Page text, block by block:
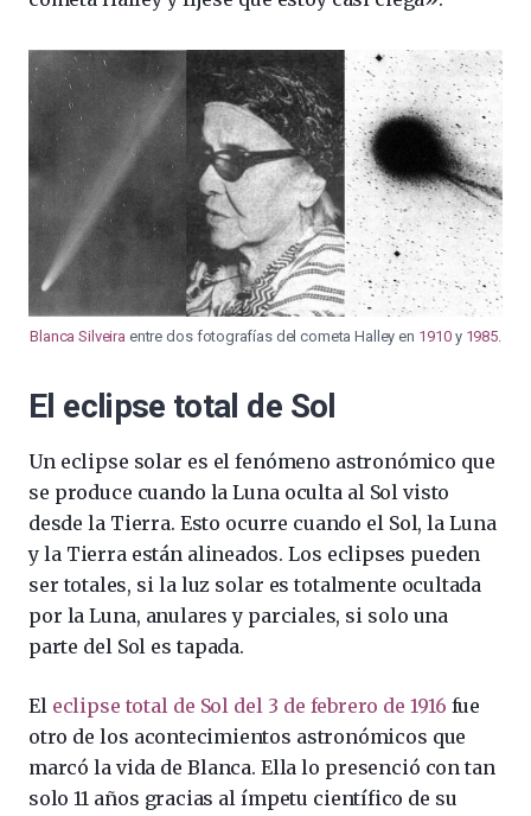
Blanca Silveira entre dos fotografías del cometa Halley en 1910y 1985.
El eclipse total de Sol
Un eclipse solar es el fenómeno astronómico que
se produce cuando la Luna oculta al Sol visto
desde la Tierra. Esto ocurre cuando el Sol, la Luna
y la Tierra están alineados. Los eclipses pueden
ser totales, si la luz solar es totalmente ocultada
por la Luna, anulares y parciales, si solo una
parte del Sol es tapada.
El eclipse total de Sol del 3 de febrero de 1916 fue
otro de los acontecimientos astronómicos que
marcó la vida de Blanca. Ella lo presenció con tan
solo 11 años gracias al ímpetu científico de su